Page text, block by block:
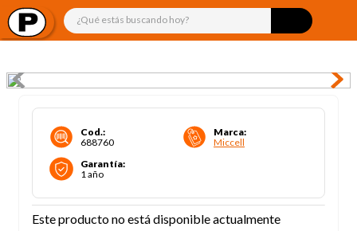
¿Qué estás buscando hoy?
Cod.:
688760
Marca:
Miccell
Garantía:
1 año
Este producto no está disponible actualmente